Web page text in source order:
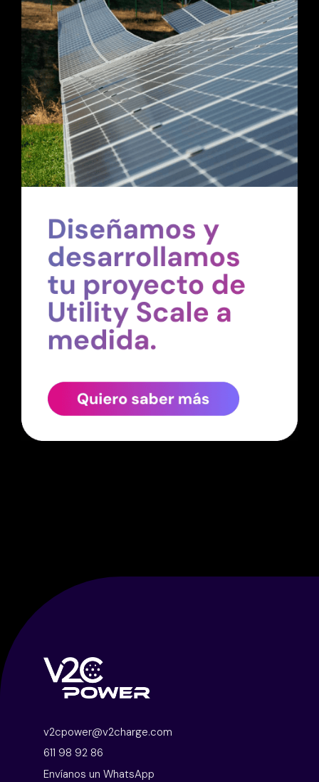
v2cpower@v2charge.com
611 98 92 86
Envíanos un WhatsApp